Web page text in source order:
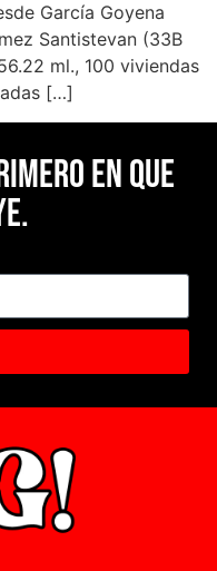
García Goyena
Santistevan (33B
ml., 100 viviendas
[…]
en Que